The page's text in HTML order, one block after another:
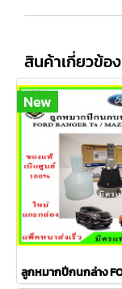
สินค้าเกี่ยวข้อง
New